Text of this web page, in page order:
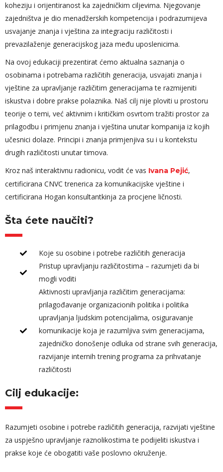
koheziju i orijentiranost ka zajedničkim ciljevima. Njegovanje
zajedništva je dio menadžerskih kompetencija i podrazumijeva
usvajanje znanja i vještina za integraciju različitosti i
prevazilaženje generacijskog jaza među uposlenicima.
Na ovoj edukaciji prezentirat ćemo aktualna saznanja o
osobinama i potrebama različitih generacija, usvajati znanja i
vještine za upravljanje različitim generacijama te razmijeniti
iskustva i dobre prakse polaznika. Naš cilj nije ploviti u prostoru
teorije o temi, već aktivnim i kritičkim osvrtom tražiti prostor za
prilagodbu i primjenu znanja i vještina unutar kompanija iz kojih
učesnici dolaze. Principi i znanja primjenjiva su i u kontekstu
drugih različitosti unutar timova.
Kroz naš interaktivnu radionicu, vodit će vas Ivana Pejić,
certificirana CNVC trenerica za komunikacijske vještine i
certificirana Hogan konsultantkinja za procjene ličnosti.
Šta ćete naučiti?
Koje su osobine i potrebe različitih generacija
Pristup upravljanju različitostima – razumjeti da bi
mogli voditi
Aktivnosti upravljanja različitim generacijama:
prilagođavanje organizacionih politika i politika
upravljanja ljudskim potencijalima, osiguravanje
komunikacije koja je razumljiva svim generacijama,
zajedničko donošenje odluka od strane svih generacija,
razvijanje internih trening programa za prihvatanje
različitosti
Cilj edukacije:
Razumjeti osobine i potrebe različitih generacija, razvijati vještine
za uspješno upravljanje raznolikostima te podijeliti iskustva i
prakse koje će obogatiti vaše poslovno okruženje.